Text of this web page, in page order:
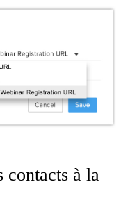
contacts à la